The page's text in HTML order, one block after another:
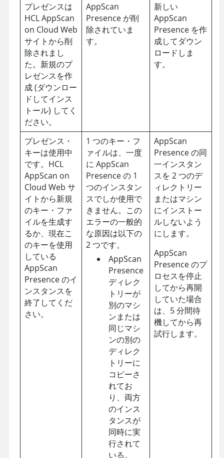
プレゼンスは
HCL AppScan
on Cloud Web
サイトから削
除されまし
た。新規のプ
レゼンスを作
成 (ダウンロー
ドしてインス
トール) してく
ださい。
AppScan
Presence が削
除されていま
す。
新しい
AppScan
Presence を作
成してダウン
ロードしま
す。
プレゼンス・
キーは使用中
です。 HCL
AppScan on
Cloud Web サ
イトから新規
のキー・ファ
イルを生成す
るか、現在こ
のキーを使用
している
AppScan
Presenceのイ
ンスタンスを
終了してくだ
さい。
1 つのキー・フ
ァイルは、一度
に AppScan
Presence の 1
つのインスタン
スでしか使用で
きません。この
エラーの一般的
な原因は以下の
2 つです。
AppScan
Presence
ディレク
トリーが
別のマシ
ンまたは
同じマシ
ンの別の
ディレク
トリーに
コピーさ
れてお
り、両方
のインス
タンスが
同時に実
行されて
いる。
AppScan
Presence の同
一インスタン
スを 2 つのデ
ィレクトリー
またはマシン
にインストー
ルしないよう
にします。
AppScan
Presence のプ
ロセスを停止
してから再開
していた場合
は、5 分間待
機してから再
試行します。